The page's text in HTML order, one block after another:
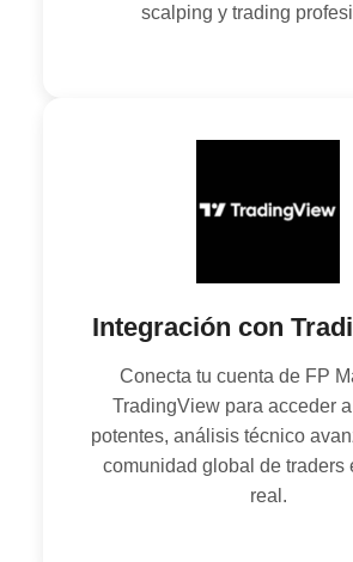
scalping y trading
Integración con
Conecta tu cuenta de FP
TradingView para acceder
potentes, análisis técnico
comunidad global de traders
real.